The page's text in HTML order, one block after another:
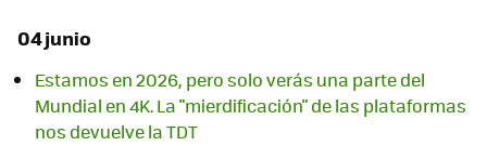
04 junio
Estamos en 2026, pero solo verás una parte del
Mundial en 4K. La "mierdificación" de las plataformas
nos devuelve la TDT